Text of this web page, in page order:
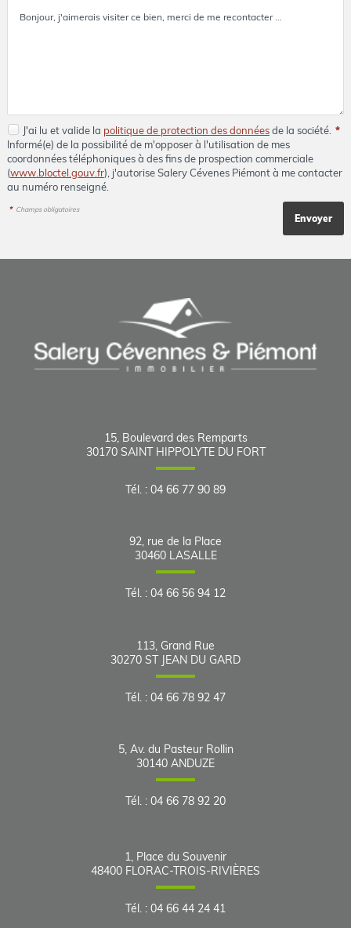
J'ai lu et valide la politique de protection des donnéesde la société. *
Informé(e) de la possibilité de m'opposer à l'utilisation de mes
coordonnées téléphoniques à des fins de prospection commerciale
(www.bloctel.gouv.fr), j'autorise Salery Cévenes Piémont à me contacter
au numéro renseigné.
* Champs obligatoires
15, Boulevard des Remparts
30170 SAINT HIPPOLYTE DU FORT
Tél. : 04 66 77 90 89
92, rue de la Place
30460 LASALLE
Tél. : 04 66 56 94 12
113, Grand Rue
30270 ST JEAN DU GARD
Tél. : 04 66 78 92 47
5, Av. du Pasteur Rollin
30140 ANDUZE
Tél. : 04 66 78 92 20
1, Place du Souvenir
48400 FLORAC-TROIS-RIVIÈRES
Tél. : 04 66 44 24 41